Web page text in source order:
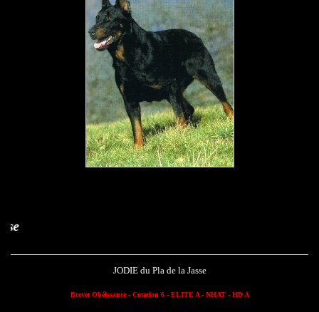
JODIE du Pla de la Jasse
Brevet Obéissance - Cotation 6 - ELITE A - NHAT - HD A